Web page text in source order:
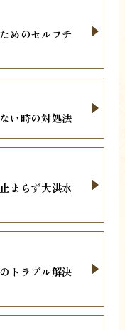
めのセルフチ
い時の対処法
まらず大洪水
トラブル解決